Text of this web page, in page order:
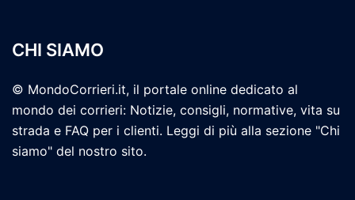
CHI SIAMO
© MondoCorrieri.it, il portale online dedicato al
mondo dei corrieri: Notizie, consigli, normative, vita su
strada e FAQ per i clienti. Leggi di più alla sezione "Chi
siamo" del nostro sito.